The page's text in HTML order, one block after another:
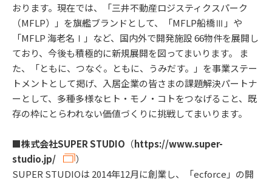
おります。現在では、「三井不動産ロジスティクスパーク
（MFLP）」を旗艦ブランドとして、「MFLP船橋Ⅲ」や
「MFLP 海老名Ⅰ」など、国内外で開発施設 66物件を展開し
ており、今後も積極的に新規展開を図ってまいります。 ま
た、「ともに、つなぐ。ともに、うみだす。」を事業ステー
トメントとして掲げ、入居企業の皆さまの課題解決パートナ
ーとして、多種多様なヒト・モノ・コトをつなげること、既
存の枠にとらわれない価値づくりに挑戦してまいります。
■株式会社SUPER STUDIO （https://www.super-
studio.jp/
）
SUPER STUDIOは 2014年12月に創業し、「ecforce」の開